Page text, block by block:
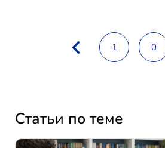
1 0
Статьи по теме